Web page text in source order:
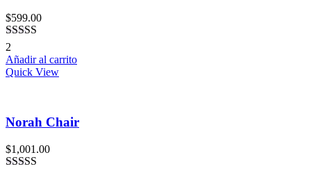
$599.00
Valorado en
5.00de 5
2
Añadir al carrito
Quick View
Norah Chair
$1,001.00